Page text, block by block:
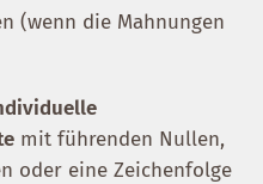
(wenn die Mahnungen
mit führenden Nullen,
oder eine Zeichenfolge